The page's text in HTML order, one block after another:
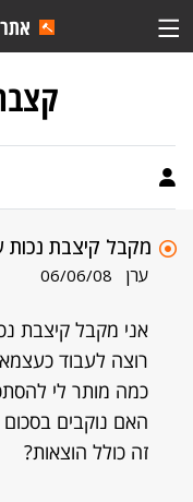
מקבל קיצבת נכות
ערן 06/06/08
רוצה לעבוד
כמה מותר לי
האם נוקבים בסכום
זה כולל הוצאות?